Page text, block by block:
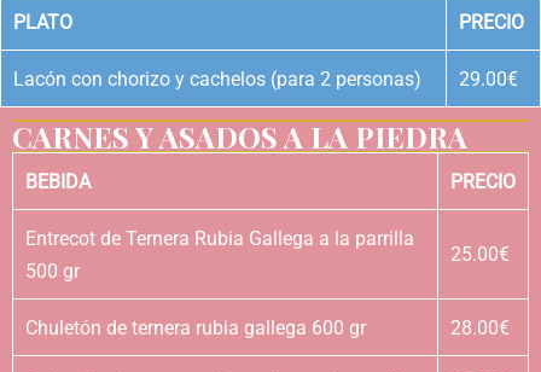
PLATO PRECIO
Lacón con chorizo y cachelos (para 2 personas) 29.00€
CARNES Y ASADOS A LA PIEDRA
BEBIDA PRECIO
Entrecot de Ternera Rubia Gallega a la parrilla
500 gr
25.00€
Chuletón de ternera rubia gallega 600 gr 28.00€